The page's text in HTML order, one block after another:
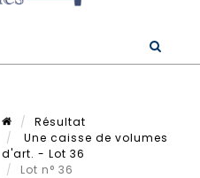
Résultat
Une caisse de volumes
d'art. - Lot 36
Lot n° 36